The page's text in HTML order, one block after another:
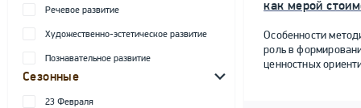
Речевое развитие
Художественно-эстетическое развитие
Познавательное развитие
Сезонные
23 Февраля
как мерой
Особенности
роль в
ценностных